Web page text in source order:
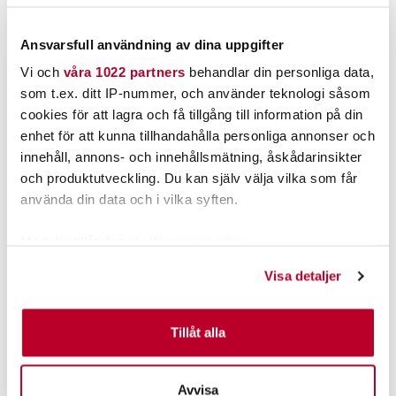
Ansvarsfull användning av dina uppgifter
Vi och våra 1022 partners behandlar din personliga data,
som t.ex. ditt IP-nummer, och använder teknologi såsom
cookies för att lagra och få tillgång till information på din
enhet för att kunna tillhandahålla personliga annonser och
innehåll, annons- och innehållsmätning, åskådarinsikter
och produktutveckling. Du kan själv välja vilka som får
använda din data och i vilka syften.
Identifiera din enhet genom att aktivt skanna den för
specifika kännetecken (fingeravtryck)
Ta reda på mer om hur dina personliga uppgifter
Visa detaljer
Tillåt alla
Avvisa
POPULÄRT JUST NU
orange